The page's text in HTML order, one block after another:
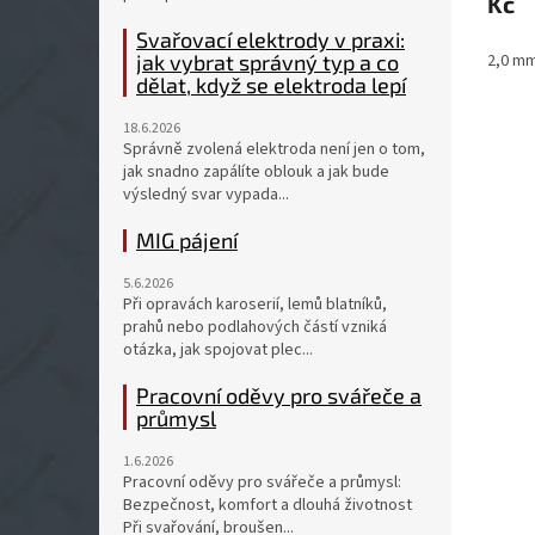
Svařovací elektrody v praxi:
jak vybrat správný typ a co
dělat, když se elektroda lepí
18.6.2026
Správně zvolená elektroda není jen o tom,
jak snadno zapálíte oblouk a jak bude
výsledný svar vypada...
MIG pájení
5.6.2026
Při opravách karoserií, lemů blatníků,
prahů nebo podlahových částí vzniká
otázka, jak spojovat plec...
Pracovní oděvy pro svářeče a
průmysl
1.6.2026
Pracovní oděvy pro svářeče a průmysl:
Bezpečnost, komfort a dlouhá životnost
Při svařování, broušen...
2,0